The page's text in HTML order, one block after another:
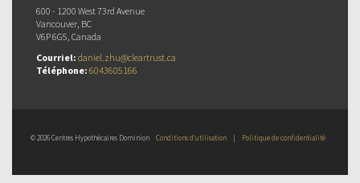
600 - 1200 West 73rd Avenue
Vancouver, BC
V6P 6G5, Canada
Courriel: daniel.zhu@cleartrust.ca
Téléphone: 6043605166
© 2026 Centres Hypothécaires Dominion Conditions d’utilisation | Politique de confidentialité